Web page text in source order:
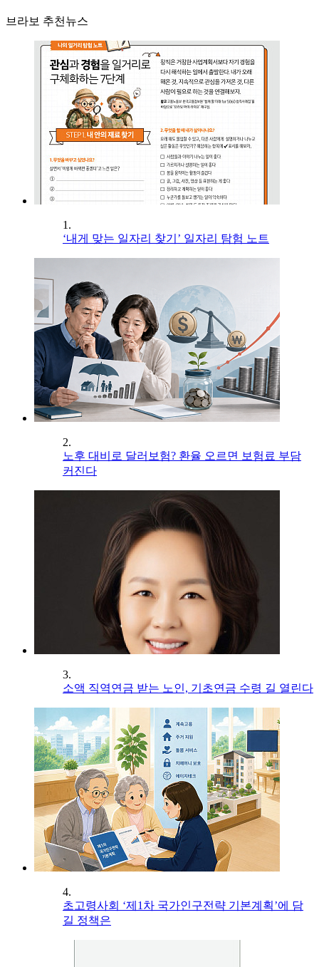
브라보 추천뉴스
1.
‘내게 맞는 일자리 찾기’ 일자리 탐험 노트
2.
노후 대비로 달러보험? 환율 오르면 보험료 부담
커진다
3.
소액 직역연금 받는 노인, 기초연금 수령 길 열린다
4.
초고령사회 ‘제1차 국가인구전략 기본계획’에 담
길 정책은